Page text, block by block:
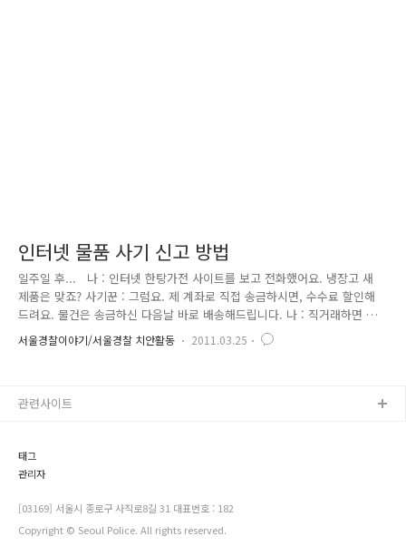
인터넷 물품 사기 신고 방법
일주일 후... 나 : 인터넷 한탕가전 사이트를 보고 전화했어요. 냉장고 새
제품은 맞죠? 사기꾼 : 그럼요. 제 계좌로 직접 송금하시면, 수수료 할인해
드려요. 물건은 송금하신 다음날 바로 배송해드립니다. 나 : 직거래하면 깎
아주신다는거죠? 그럼 직거래로 주문할게요. 사기꾼 : 네. 냉장고 값은 사기
은행 한탄사기 계좌 0000-00-0000(예금주 사기꾼)으로 50만원 송금해주시
네. 전화도 안 받는데.... 어떻게 해야 돼..? 인터넷에 검색해보니 나처럼
서울경찰이야기/서울경찰 치안활동 2011.03.25
태그
관리자
[03169] 서울시 종로구 사직로8길 31 대표번호 : 182
Copyright © Seoul Police. All rights reserved.
관련사이트